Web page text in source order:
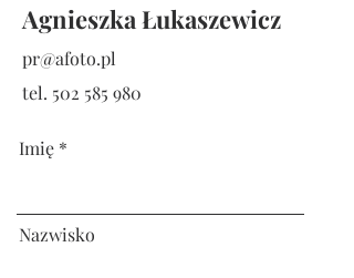
Agnieszka Łukaszewicz
pr@afoto.pl
tel. 502 585 980
Imię
Nazwisko